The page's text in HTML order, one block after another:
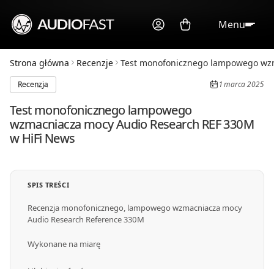
Menu
Strona główna Recenzje Test monofonicznego lampowego
SPIS TREŚCI
Recenzja monofonicznego, lampowego wzmacniacza mocy
Audio Research Reference 330M
Wykonane na miarę
Recenzja 1 marca 2025
Test monofonicznego lampowego
wzmacniacza mocy Audio Research REF 330M
w HiFi News